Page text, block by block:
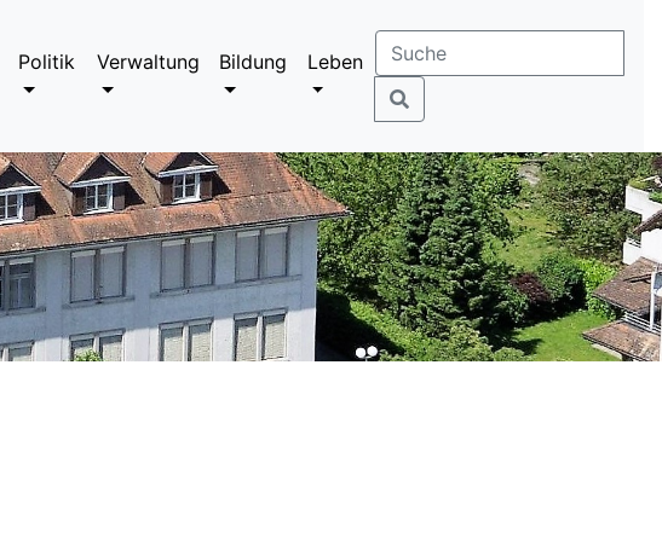
Politik Verwaltung Bildung Leben